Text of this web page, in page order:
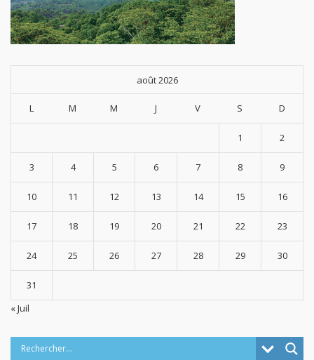
août 2026
L M M J V S D
1 2
3 4 5 6 7 8 9
10 11 12 13 14 15 16
17 18 19 20 21 22 23
24 25 26 27 28 29 30
31
« Juil